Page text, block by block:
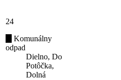
24
Komunálny
odpad
Dielno, Do
Potôčka,
Dolná